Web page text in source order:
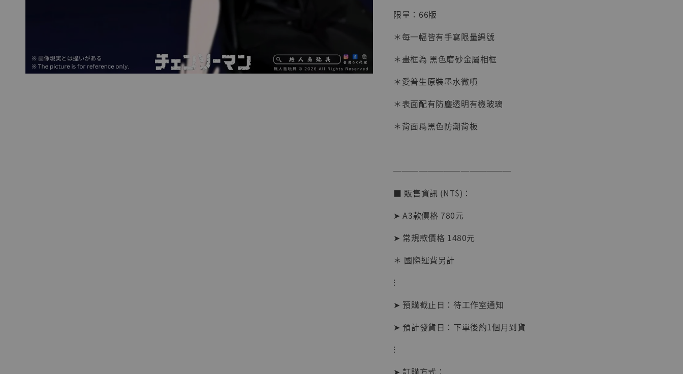
【店內現貨】海賊王
系列蒐藏雕像 布魯
克達摩 [7STARS
Studio]
NT$ 1,870
可動蒐藏人偶 讓子
限量：66版
＊每一幅皆有手寫限量編號
＊畫框為 黑色磨砂金屬相框
＊愛普生原裝墨水微噴
＊表面配有防塵透明有機玻璃
＊背面爲黑色防潮背板
──────────────
■ 販售資訊 (NT$)：
➤ A3款價格 780元
➤ 常規款價格 1480元
＊ 國際運費另計
⁝
➤ 預購截止日：待工作室通知
➤ 預計發貨日：下單後約1個月到貨
⁝
➤ 訂購方式：